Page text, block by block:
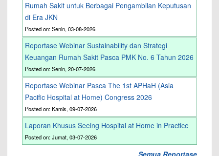
Rumah Sakit untuk Berbagai Pengambilan Keputusan
di Era JKN
Posted on: Senin, 03-08-2026
Reportase Webinar Sustainability dan Strategi
Keuangan Rumah Sakit Pasca PMK No. 6 Tahun 2026
Posted on: Senin, 20-07-2026
Reportase Webinar Pasca The 1st APHaH (Asia
Pacific Hospital at Home) Congress 2026
Posted on: Kamis, 09-07-2026
Laporan Khusus Seeing Hospital at Home in Practice
Posted on: Jumat, 03-07-2026
Semua Reportase